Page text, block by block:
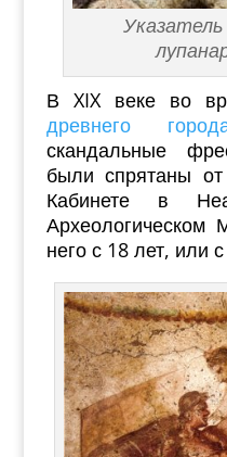
Указатель
В XIX веке во
древнего
скандальные
были спрятаны
Кабинете в
него с 18 лет, или